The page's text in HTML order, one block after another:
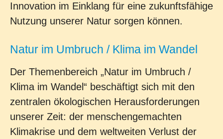
Innovation im Einklang für eine zukunftsfähige
Nutzung unserer Natur sorgen können.
Natur im Umbruch / Klima im Wandel
Der Themenbereich „Natur im Umbruch /
Klima im Wandel“ beschäftigt sich mit den
zentralen ökologischen Herausforderungen
unserer Zeit: der menschengemachten
Klimakrise und dem weltweiten Verlust der